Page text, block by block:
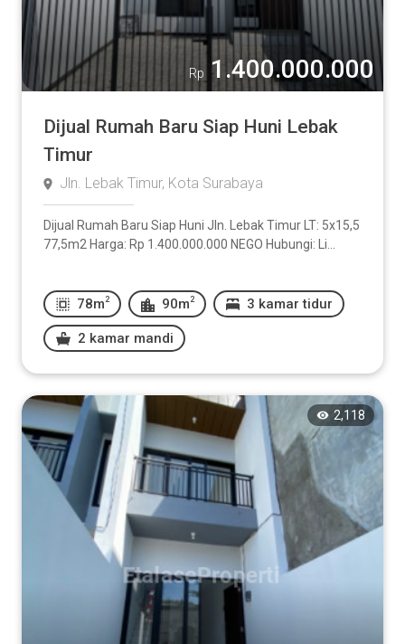
Rp 1.400.000.000
Dijual Rumah Baru Siap Huni Lebak
Timur
Jln. Lebak Timur, Kota Surabaya
Dijual Rumah Baru Siap Huni Jln. Lebak Timur LT: 5x15,5
77,5m2 Harga: Rp 1.400.000.000 NEGO Hubungi: Li...
78m 2 90m 2 3 kamar tidur
2 kamar mandi
2,118